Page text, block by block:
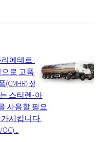
에테르 폴
로 고품질,
(CMHR) 생산
스티렌-아
사용할 필요
시킵니다.